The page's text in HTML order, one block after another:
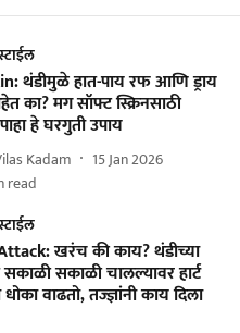
थंडीमुळे हात-पाय रफ आणि ड्राय
का? मग सॉफ्ट स्क्रिनसाठी
हे घरगुती उपाय
Kadam
15 Jan 2026
read
खरंच की काय? थंडीच्या
सकाळी चालल्यावर हार्ट
वाढतो, तज्ज्ञांनी काय दिला